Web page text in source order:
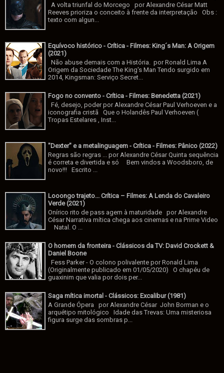
A volta triunfal do Morcego por Alexandre César Matt
Reeves prioriza o conceito à frente da interpretação Obs :
texto com algun...
Equívoco histórico - Crítica - Filmes: King´s Man: A Origem
(2021)
Não abuse demais com a História. por Ronald Lima A
Origem da Sociedade The King's Man Tendo surgido em
2014, Kingsman: Serviço Secret...
Fogo no convento - Crítica - Filmes: Benedetta (2021)
Fé, desejo, poder por Alexandre César Paul Verhoeven e a
iconografia cristã Que o Holandês Paul Verhoeven (
Tropas Estelares , Inst...
"Dexter" e a metalinguagem - Crítica - Filmes: Pânico (2022)
Regras são regras ... por Alexandre César Quinta sequência
é correta e divertida e só Bem vindos a Woodsboro, de
novo!!! Escrito ...
Looongo trajeto... Crítica – Filmes: A Lenda do Cavaleiro
Verde (2021)
Onírico rito de pass agem à maturidade por Alexandre
César Narrativa mítica chega aos cinemas e na Prime Video
Natal. O ...
O homem da fronteira - Clássicos da TV: David Crockett &
Daniel Boone
Fess Parker - O colono polivalente por Ronald Lima
(Originalmente publicado em 01/05/2020) O chapéu de
guaxinim que valia por dois per...
Saga mítica imortal - Clássicos: Excalibur (1981)
A Grande Ópera por Alexandre César John Borman e o
arquétipo mitológico Idade das Trevas: Uma misteriosa
figura surge das sombras p...